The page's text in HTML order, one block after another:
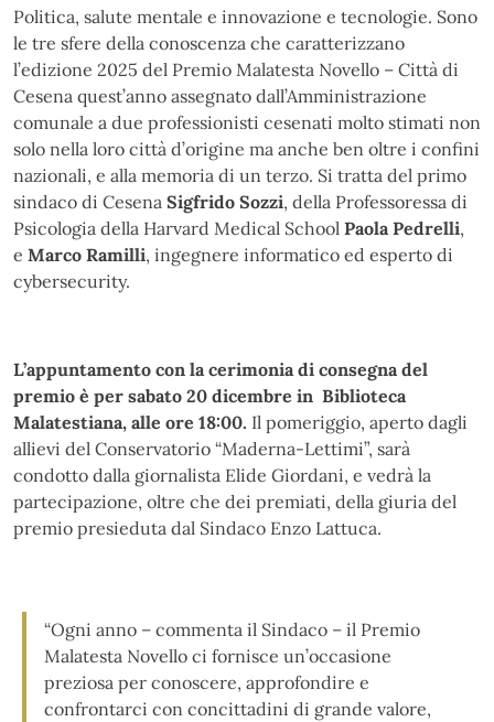
Politica, salute mentale e innovazione e tecnologie. Sono
le tre sfere della conoscenza che caratterizzano
l’edizione 2025 del Premio Malatesta Novello – Città di
Cesena quest’anno assegnato dall’Amministrazione
comunale a due professionisti cesenati molto stimati non
solo nella loro città d’origine ma anche ben oltre i confini
nazionali, e alla memoria di un terzo. Si tratta del primo
sindaco di Cesena Sigfrido Sozzi, della Professoressa di
Psicologia della Harvard Medical School Paola Pedrelli,
e Marco Ramilli, ingegnere informatico ed esperto di
cybersecurity.
L’appuntamento con la cerimonia di consegna del
premio è per sabato 20 dicembre in Biblioteca
Malatestiana, alle ore 18:00. Il pomeriggio, aperto dagli
allievi del Conservatorio “Maderna-Lettimi”, sarà
condotto dalla giornalista Elide Giordani, e vedrà la
partecipazione, oltre che dei premiati, della giuria del
premio presieduta dal Sindaco Enzo Lattuca.
“Ogni anno – commenta il Sindaco – il Premio
Malatesta Novello ci fornisce un’occasione
preziosa per conoscere, approfondire e
confrontarci con concittadini di grande valore,